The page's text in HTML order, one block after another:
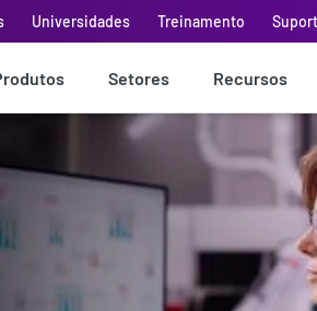
Universidades Treinamento
Setores Recursos